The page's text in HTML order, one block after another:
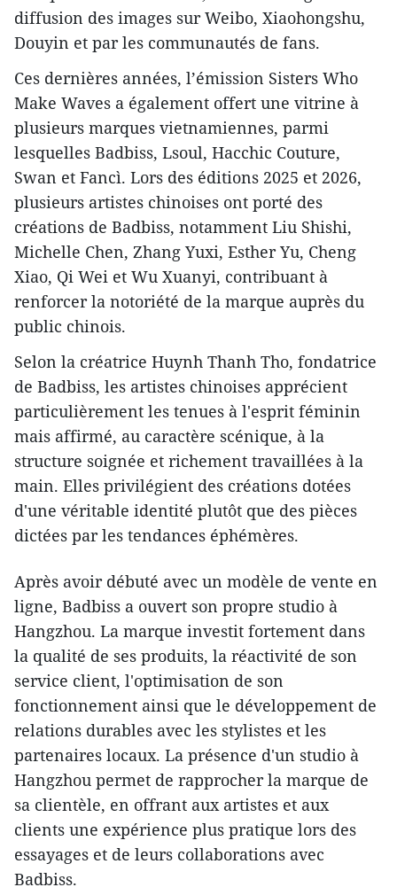
diffusion des images sur Weibo, Xiaohongshu,
Douyin et par les communautés de fans.
Ces dernières années, l’émission Sisters Who
Make Waves a également offert une vitrine à
plusieurs marques vietnamiennes, parmi
lesquelles Badbiss, Lsoul, Hacchic Couture,
Swan et Fancì. Lors des éditions 2025 et 2026,
plusieurs artistes chinoises ont porté des
créations de Badbiss, notamment Liu Shishi,
Michelle Chen, Zhang Yuxi, Esther Yu, Cheng
Xiao, Qi Wei et Wu Xuanyi, contribuant à
renforcer la notoriété de la marque auprès du
public chinois.
Selon la créatrice Huynh Thanh Tho, fondatrice
de Badbiss, les artistes chinoises apprécient
particulièrement les tenues à l'esprit féminin
mais affirmé, au caractère scénique, à la
structure soignée et richement travaillées à la
main. Elles privilégient des créations dotées
d'une véritable identité plutôt que des pièces
dictées par les tendances éphémères.
Après avoir débuté avec un modèle de vente en
ligne, Badbiss a ouvert son propre studio à
Hangzhou. La marque investit fortement dans
la qualité de ses produits, la réactivité de son
service client, l'optimisation de son
fonctionnement ainsi que le développement de
relations durables avec les stylistes et les
partenaires locaux. La présence d'un studio à
Hangzhou permet de rapprocher la marque de
sa clientèle, en offrant aux artistes et aux
clients une expérience plus pratique lors des
essayages et de leurs collaborations avec
Badbiss.